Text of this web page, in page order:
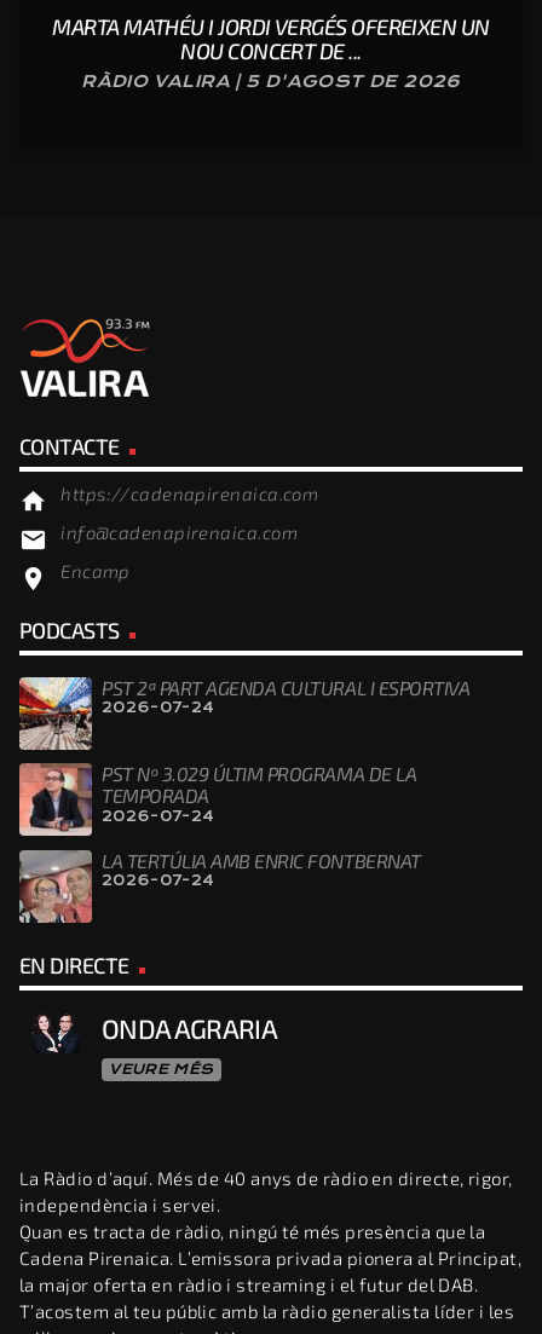
MARTA MATHÉU I JORDI VERGÉS OFEREIXEN UN
NOU CONCERT DE ...
RÀDIO VALIRA | 5 D'AGOST DE 2026
CONTACTE
home https://cadenapirenaica.com
email info@cadenapirenaica.com
location_on Encamp
PODCASTS
PST 2ª PART AGENDA CULTURAL I ESPORTIVA
2026-07-24
PST Nº 3.029 ÚLTIM PROGRAMA DE LA
TEMPORADA
2026-07-24
LA TERTÚLIA AMB ENRIC FONTBERNAT
2026-07-24
EN DIRECTE
ONDA AGRARIA
VEURE MÉS
La Ràdio d’aquí. Més de 40 anys de ràdio en directe, rigor,
independència i servei.
Quan es tracta de ràdio, ningú té més presència que la
Cadena Pirenaica. L’emissora privada pionera al Principat,
la major oferta en ràdio i streaming i el futur del DAB.
T’acostem al teu públic amb la ràdio generalista líder i les